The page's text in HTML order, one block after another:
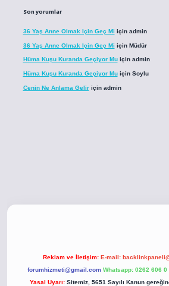
Son yorumlar
36 Yaş Anne Olmak Için Geç Mi için admin
36 Yaş Anne Olmak Için Geç Mi için Müdür
Hüma Kuşu Kuranda Geçiyor Muiçin admin
Hüma Kuşu Kuranda Geçiyor Muiçin Soylu
Cenin Ne Anlama Geliriçin admin
Reklam ve İletişim: E-mail:
forumhizmeti@gmail.com Whatsapp: 0262 606 0
Yasal Uyarı: Sitemiz, 5651 Sayılı Kanun